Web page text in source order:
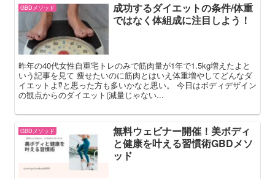
GBDメソッド
成功するダイエットの条件/体重
ではなく体組成に注目しよう！
昨年の40代女性自重宅トレのみで筋肉量が1年で1.5kg増えたよと
いう記事を見て 痩せたいのに筋肉とはいえ体重増やしてどんなダ
イエットよ⁉️と思った方も多いかなと思い。 今日はボディデザイン
の観点からのダイエット(減量じゃない...
GBDメソッド
無料ウェビナー開催！美ボディ
と健康を叶える習慣術GBDメソ
ッド